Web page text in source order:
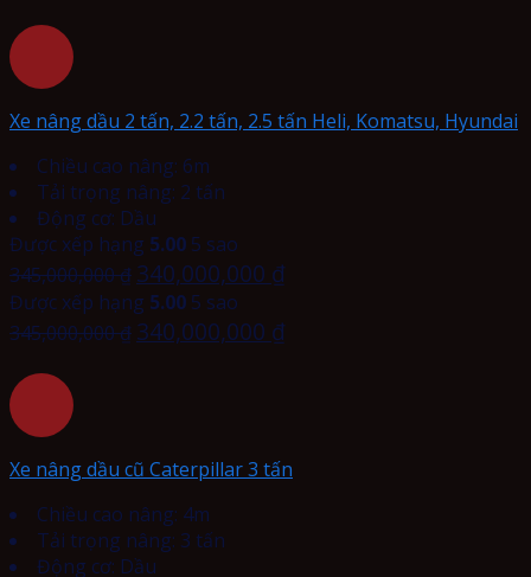
Xe nâng dầu 2 tấn, 2.2 tấn, 2.5 tấn Heli, Komatsu, Hyundai
Chiều cao nâng: 6m
Tải trọng nâng: 2 tấn
Động cơ: Dầu
Được xếp hạng 5.00 5 sao
345,000,000₫ 340,000,000 ₫
Được xếp hạng 5.00 5 sao
345,000,000₫ 340,000,000 ₫
Xe nâng dầu cũ Caterpillar 3 tấn
Chiều cao nâng: 4m
Tải trọng nâng: 3 tấn
Động cơ: Dầu